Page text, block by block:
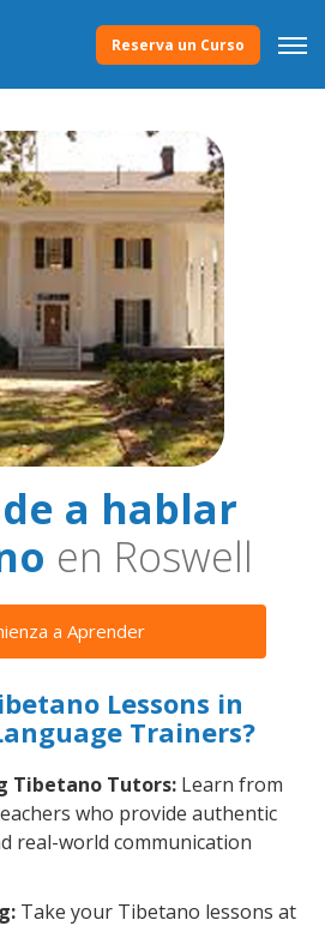
Reserva un Curso
a hablar
en Roswell
a Aprender
Lessons in
Trainers?
Tibetano Tutors: Learn from
who provide authentic
real-world communication
Take your Tibetano lessons at